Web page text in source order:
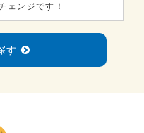
ェンジです！
す